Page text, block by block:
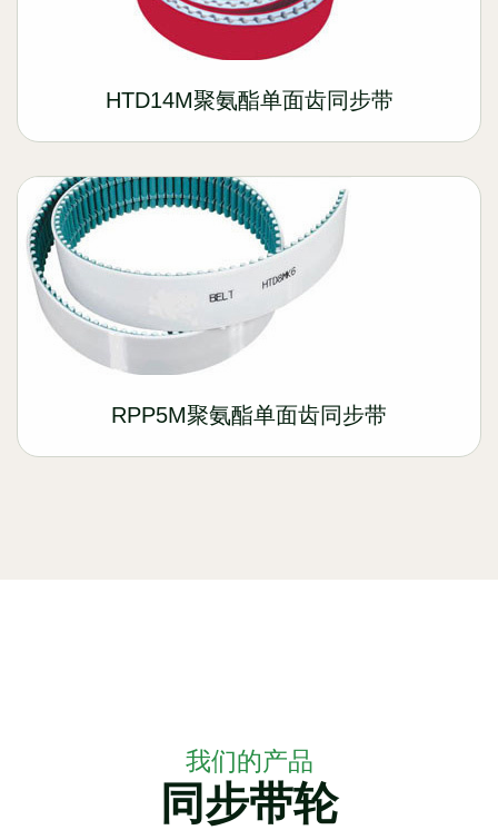
HTD14M聚氨酯单面齿同步带
RPP5M聚氨酯单面齿同步带
我们的产品
同步带轮